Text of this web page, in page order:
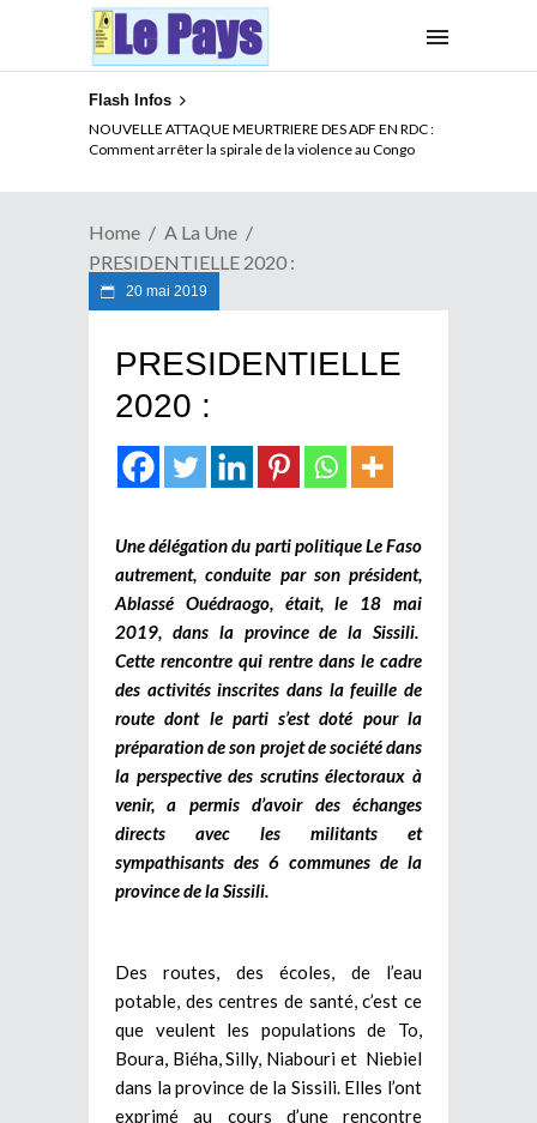
Flash Infos
NOUVELLE ATTAQUE MEURTRIERE DES ADF EN RDC :
Comment arrêter la spirale de la violence au Congo
LA CITE SANS VERTU
Home
A La Une
PRESIDENTIELLE 2020 :
20 mai 2019
PRESIDENTIELLE
2020 :
Une délégation du parti politique Le Faso
autrement, conduite par son président,
Ablassé Ouédraogo, était, le 18 mai
2019, dans la province de la Sissili.
Cette rencontre qui rentre dans le cadre
des activités inscrites dans la feuille de
route dont le parti s’est doté pour la
préparation de son projet de société dans
la perspective des scrutins électoraux à
venir, a permis d’avoir des échanges
directs avec les militants et
sympathisants des 6 communes de la
province de la Sissili.
Des routes, des écoles, de l’eau
potable, des centres de santé, c’est ce
que veulent les populations de To,
Boura, Biéha, Silly, Niabouri et Niebiel
dans la province de la Sissili. Elles l’ont
exprimé au cours d’une rencontre